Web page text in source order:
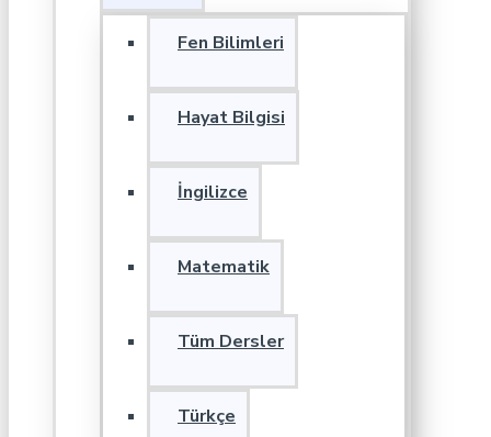
Fen Bilimleri
Hayat Bilgisi
İngilizce
Matematik
Tüm Dersler
Türkçe